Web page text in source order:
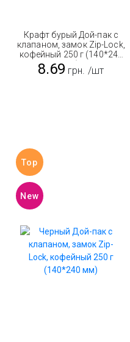
Крафт бурый Дой-пак с
клапаном, замок Zip-Lock,
кофейный 250 г (140*240
мм)
8.69 грн. /шт
Top
New